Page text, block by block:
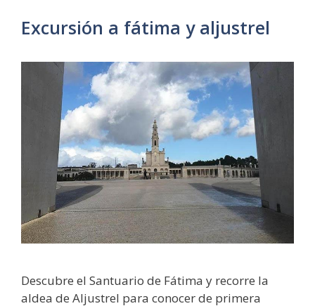
Excursión a fátima y aljustrel
Descubre el Santuario de Fátima y recorre la
aldea de Aljustrel para conocer de primera